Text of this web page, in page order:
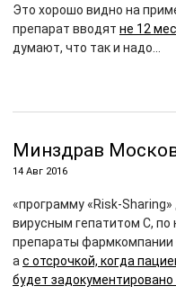
Это хорошо видно на
препарат вводят не 12
думают, что так и надо…
Минздрав
14 Авг 2016
«программу «Risk-
вирусным гепатитом С, по
препараты фармкомпании
а с отсрочкой, когда
будет задокументировано